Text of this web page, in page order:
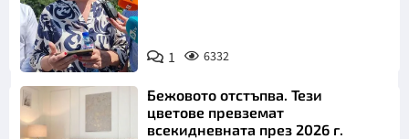
Снимка: БТА 1 6332
Бежовото отстъпва. Тези
цветове превземат
всекидневната през 2026 г.